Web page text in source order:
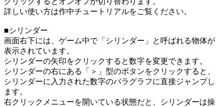
詳しい使い方は作中チュートリアルをご覧ください。
■シリンダー
画面右下には、ゲーム中で「シリンダー」と呼ばれる物体が
表示されています。
シリンダーの矢印をクリックすると数字を変更できます。
シリンダーの右にある「＞」型のボタンをクリックすると、
シリンダーに入力された数字のパラグラフに直接ジャンプし
ます。
右クリックメニューを開いている状態だと、シリンダーは操